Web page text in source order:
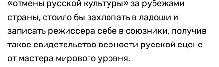
«отмены русской культуры» за рубежами
страны, стоило бы захлопать в ладоши и
записать режиссера себе в союзники, получив
такое свидетельство верности русской сцене
от мастера мирового уровня.